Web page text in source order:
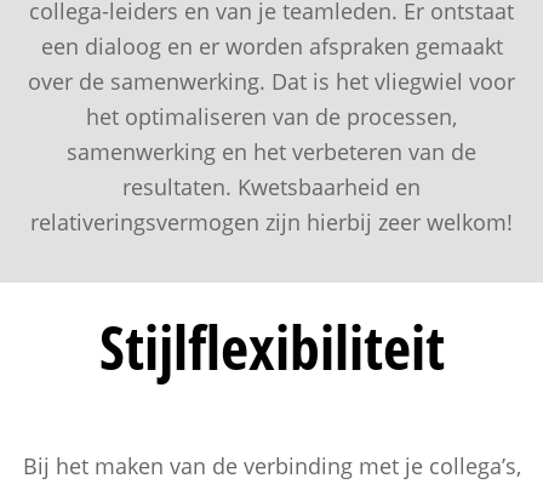
collega-leiders en van je teamleden. Er ontstaat
een dialoog en er worden afspraken gemaakt
over de samenwerking. Dat is het vliegwiel voor
het optimaliseren van de processen,
samenwerking en het verbeteren van de
resultaten. Kwetsbaarheid en
relativeringsvermogen zijn hierbij zeer welkom!
Stijlflexibiliteit
Bij het maken van de verbinding met je collega’s,